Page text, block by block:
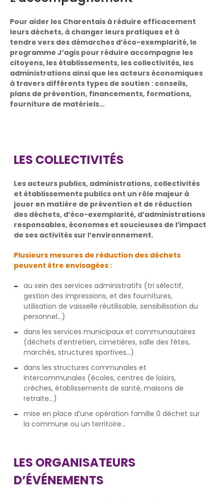
Pour aider les Charentais à réduire efficacement
leurs déchets, à changer leurs pratiques et à
tendre vers des démarches d’éco-exemplarité, le
programme J’agis pour réduire accompagne les
citoyens, les établissements, les collectivités, les
administrations ainsi que les acteurs économiques
à travers différents types de soutien : conseils,
plans de prévention, financements, formations,
fourniture de matériels…
LES COLLECTIVITÉS
Les acteurs publics, administrations, collectivités
et établissements publics ont un rôle majeur à
jouer en matière de prévention et de réduction
des déchets, d’éco-exemplarité, d’administrations
responsables, économes et soucieuses de l’impact
de ses activités sur l’environnement.
Plusieurs mesures de réduction des déchets
peuvent être envisagées :
au sein des services administratifs (tri sélectif,
gestion des impressions, et des fournitures,
utilisation de vaisselle réutilisable, sensibilisation du
personnel…)
dans les services municipaux et communautaires
(déchets d’entretien, cimetières, salle des fêtes,
marchés, structures sportives…)
dans les structures communales et
intercommunales (écoles, centres de loisirs,
crèches, établissements de santé, maisons de
retraite…)
mise en place d’une opération famille 0 déchet sur
la commune ou un territoire…
LES ORGANISATEURS
D’ÉVÉNEMENTS